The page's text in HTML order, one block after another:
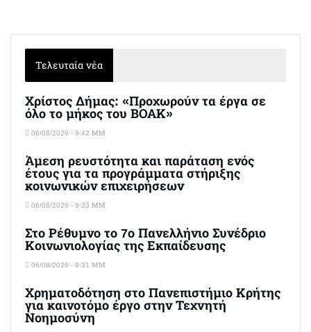
Τελευταία νέα
Χρίστος Δήμας: «Προχωρούν τα έργα σε
όλο το μήκος του ΒΟΑΚ»
06/08/2026 - 9:42 ΜΜ
Άμεση ρευστότητα και παράταση ενός
έτους για τα προγράμματα στήριξης
κοινωνικών επιχειρήσεων
06/08/2026 - 9:33 ΜΜ
Στο Ρέθυμνο το 7ο Πανελλήνιο Συνέδριο
Κοινωνιολογίας της Εκπαίδευσης
06/08/2026 - 9:31 ΜΜ
Χρηματοδότηση στο Πανεπιστήμιο Κρήτης
για καινοτόμο έργο στην Τεχνητή
Νοημοσύνη